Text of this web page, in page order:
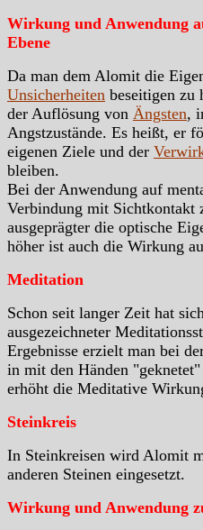
Wirkung und Anwendung
Ebene
Da man dem Alomit die
Unsicherheiten beseitigen zu
der Auflösung von Ängsten,
Angstzustände. Es heißt, er
eigenen Ziele und der
bleiben.
Bei der Anwendung auf
Verbindung mit Sichtkontakt
ausgeprägter die optische
höher ist auch die Wirkung
Meditation
Schon seit langer Zeit hat
ausgezeichneter
Ergebnisse erzielt man bei
in mit den Händen
erhöht die Meditative
Steinkreis
In Steinkreisen wird Alomit
anderen Steinen eingesetzt.
Wirkung und Anwendung